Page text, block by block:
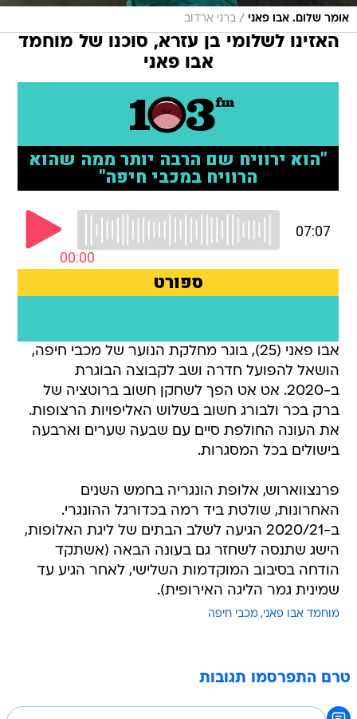
אומר שלום. אבו פאני / ברני ארדוב
האזינו לשלומי בן עזרא, סוכנו של מוחמד
אבו פאני
אבו פאני (25), בוגר מחלקת הנוער של מכבי חיפה,
הושאל להפועל חדרה ושב לקבוצה הבוגרת
ב-2020. אט אט הפך לשחקן חשוב ברוטציה של
ברק בכר ולבורג חשוב בשלוש האליפויות הרצופות.
את העונה החולפת סיים עם שבעה שערים וארבעה
בישולים בכל המסגרות.
פרנצווארוש, אלופת הונגריה בחמש השנים
האחרונות, שולטת ביד רמה בכדורגל ההונגרי.
ב-2020/21 הגיעה לשלב הבתים של ליגת האלופות,
הישג שתנסה לשחזר גם בעונה הבאה (אשתקד
הודחה בסיבוב המוקדמות השלישי, לאחר הגיע עד
שמינית גמר הליגה האירופית).
מוחמד אבו פאני מכבי חיפה
טרם התפרסמו תגובות